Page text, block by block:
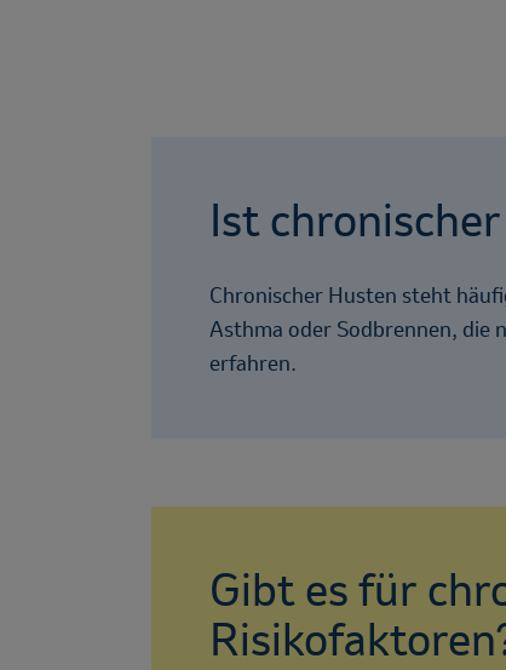
Ist
Chronischer Husten steht
Asthma oder Sodbrennen, die
erfahren.
Gibt es für